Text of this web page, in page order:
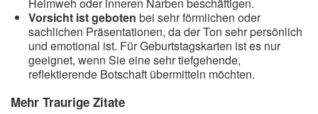
Vorsicht ist geboten bei sehr förmlichen oder
sachlichen Präsentationen, da der Ton sehr persönlich
und emotional ist. Für Geburtstagskarten ist es nur
geeignet, wenn Sie eine sehr tiefgehende,
reflektierende Botschaft übermitteln möchten.
Mehr Traurige Zitate